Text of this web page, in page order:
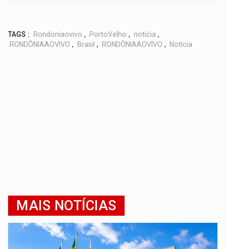
TAGS : Rondoniaovivo , PortoVelho , notícia ,
RONDÔNIAAOVIVO , Brasil , RONDÔNIAAOVIVO , Notícia
MAIS NOTÍCIAS